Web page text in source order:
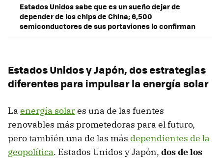
Estados Unidos sabe que es un sueño dejar de
depender de los chips de China; 6,500
semiconductores de sus portaviones lo confirman
Estados Unidos y Japón, dos estrategias
diferentes para impulsar la energía solar
La energía solares una de las fuentes
renovables más prometedoras para el futuro,
pero también una de las más dependientes de la
geopolítica. Estados Unidos y Japón, dos de los